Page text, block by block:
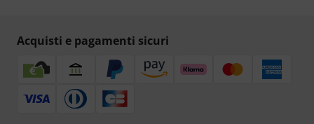
Acquisti e pagamenti sicuri